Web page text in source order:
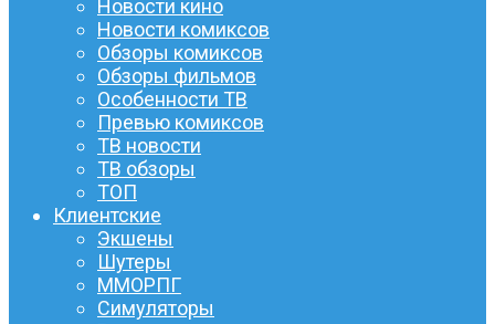
Новости кино
Новости комиксов
Обзоры комиксов
Обзоры фильмов
Особенности ТВ
Превью комиксов
ТВ новости
ТВ обзоры
ТОП
Клиентские
Экшены
Шутеры
ММОРПГ
Симуляторы